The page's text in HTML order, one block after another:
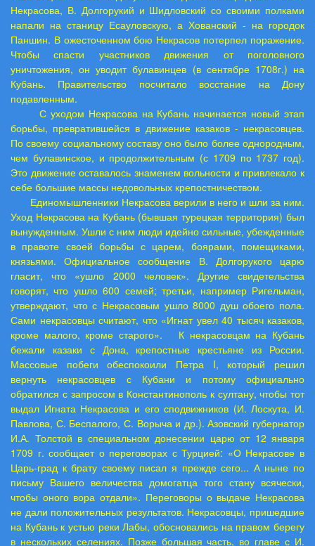
Некрасова, В. Долгорукий и Шидловский со своими полками
напали на станицу Есауловскую, а Хованский - на городок
Паншин. В ожесточенном бою Некрасов потерпел поражение.
Чтобы спасти участников движения от поголовного
уничтожения, он уводит булавинцев (в сентябре 1708г.) на
Кубань. Правительство посчитало восстание на Дону
подавленным.
С уходом Некрасова на Кубань начинается новый этап
борьбы, превратившейся в движение казаков - некрасовцев.
По своему социальному составу оно было более однородным,
чем булавинское, и продолжительным (с 1709 по 1737 год).
Это движение оставалось знаменем вольности и привлекало к
себе большие массы недовольных крепостничеством.
Единомышленники Некрасова верили в него и шли за ним.
Уход Некрасова на Кубань (бывшая турецкая территория) был
вынужденным. Ушли с ним люди идейно сильные, убежденные
в правоте своей борьбы с царем, боярами, помещиками,
князьями. Официальное сообщение В. Долгорукого царю
гласит, что «ушло 2000 человек». Другие свидетельства
говорят, что ушло 600 семей; третьи, например Ригельман,
утверждают, что с Некрасовым ушло 8000 душ обоего пола.
Сами некрасовцы считают, что «Игнат увел 40 тысяч казаков,
кроме малого, кроме старого». К некрасовцам на Кубань
бежали казаки с Дона, крепостные крестьяне из России.
Массовые побеги обеспокоили Петра I, который решил
вернуть некрасовцев с Кубани и потому официально
обратился с запросом в Константинополь к султану, чтобы тот
выдал Игната Некрасова и его сподвижников (И. Лоскута, И.
Павлова, С. Беспалого, С. Ворыча и др.). Азовский губернатор
И.А. Толстой в специальном донесении царю от 12 января
1709 г. сообщает о переговорах с Турцией: «О Некрасове в
Царь-град к брату своему писал я прежде сего... А ныне по
письму Вашего величества домогатца того стану всячески,
чтобы оного вора отдали». Переговоры о выдаче Некрасова
не дали положительных результатов. Некрасовцы, пришедшие
на Кубань к устью реки Лабы, обосновались на правом берегу
в нескольких селениях. Позже большая часть, во главе с И.